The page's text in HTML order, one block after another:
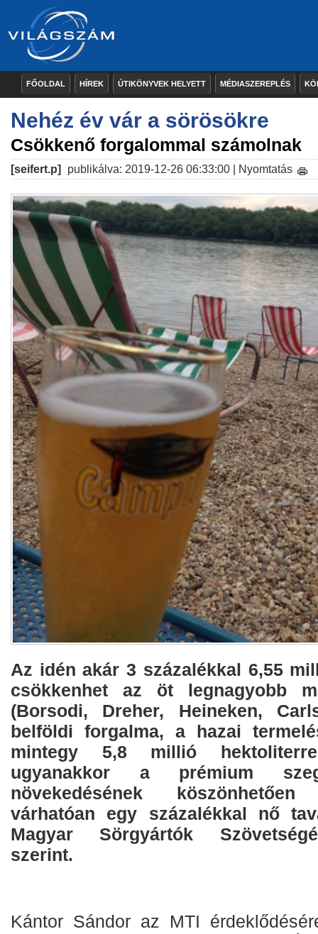
FŐOLDAL HÍREK ÚTIKÖNYVEK HELYETT MÉDIASZEREPLÉS
Nehéz év vár a sörösökre
Csökkenő forgalommal számolnak
[seifert.p] publikálva: 2019-12-26 06:33:00 | Nyomtatás
Az idén akár 3 százalékkal 6,55
csökkenhet az öt legnagyobb
(Borsodi, Dreher, Heineken,
belföldi forgalma, a hazai
mintegy 5,8 millió hektoliterre
ugyanakkor a prémium
növekedésének
várhatóan egy százalékkal nő
Magyar Sörgyártók
szerint.
Kántor Sándor az MTI